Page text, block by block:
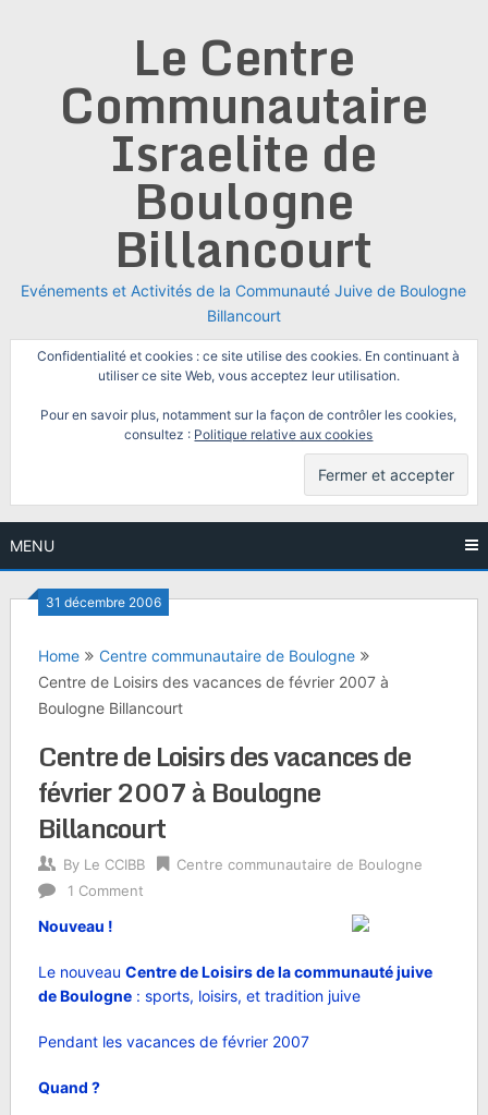
Le Centre
Communautaire
Israelite de
Boulogne
Billancourt
Evénements et Activités de la Communauté Juive de Boulogne
Billancourt
Confidentialité et cookies : ce site utilise des cookies. En continuant à
utiliser ce site Web, vous acceptez leur utilisation.
Pour en savoir plus, notamment sur la façon de contrôler les cookies,
consultez : Politique relative aux cookies
MENU
31 décembre 2006
Home
Centre communautaire de Boulogne
Centre de Loisirs des vacances de février 2007 à
Boulogne Billancourt
Centre de Loisirs des vacances de
février 2007 à Boulogne
Billancourt
By Le CCIBB
Centre communautaire de Boulogne
1 Comment
Nouveau !
Le nouveau Centre de Loisirs de la communauté juive
de Boulogne: sports, loisirs, et tradition juive
Pendant les vacances de février 2007
Quand ?